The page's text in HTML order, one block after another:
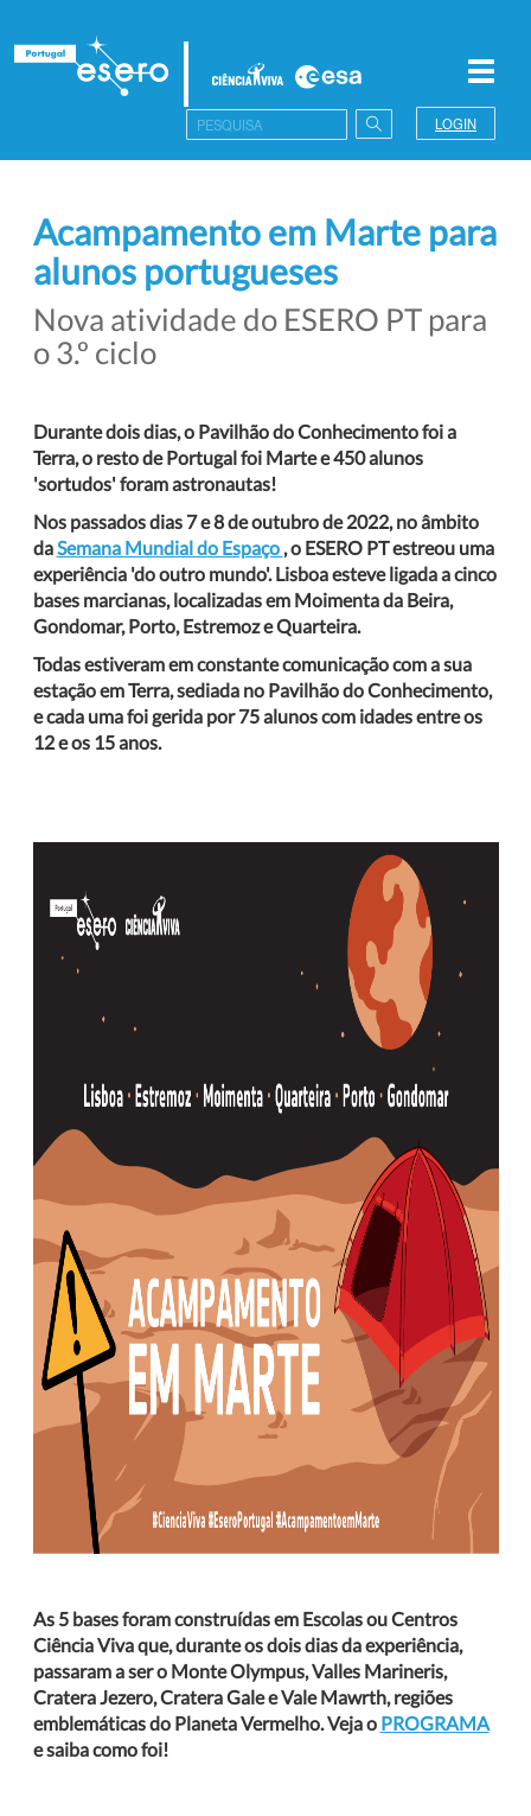
LOGIN
Acampamento em Marte para
alunos portugueses
Nova atividade do ESERO PT para
o 3.º ciclo
Durante dois dias, o Pavilhão do Conhecimento foi a
Terra, o resto de Portugal foi Marte e 450 alunos
'sortudos' foram astronautas!
Nos passados dias 7 e 8 de outubro de 2022, no âmbito
daSemana Mundial do Espaço, o ESERO PT estreou uma
experiência 'do outro mundo'. Lisboa esteve ligada a cinco
bases marcianas, localizadas em Moimenta da Beira,
Gondomar, Porto, Estremoz e Quarteira.
Todas estiveram em constante comunicação com a sua
estação em Terra, sediada no Pavilhão do Conhecimento,
e cada uma foi gerida por 75 alunos com idades entre os
12 e os 15 anos.
As 5 bases foram construídas em Escolas ou Centros
Ciência Viva que, durante os dois dias da experiência,
passaram a ser o Monte Olympus, Valles Marineris,
Cratera Jezero, Cratera Gale e Vale Mawrth, regiões
emblemáticas do Planeta Vermelho. Veja o PROGRAMA
e saiba como foi!